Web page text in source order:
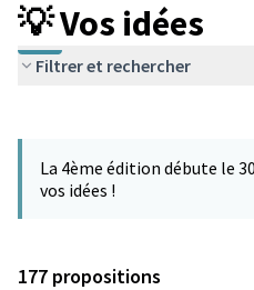
💡 Vos idées
Filtrer et rechercher
−
La 4ème édition débute le
vos idées !
177 propositions